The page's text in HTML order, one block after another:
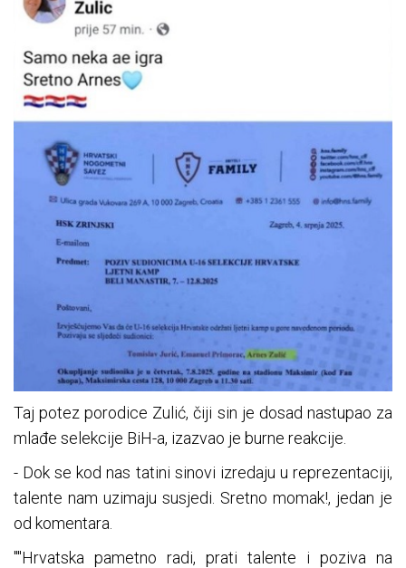
Taj potez porodice Zulić, čiji sin je dosad nastupao za
mlađe selekcije BiH-a, izazvao je burne reakcije.
- Dok se kod nas tatini sinovi izredaju u reprezentaciji,
talente nam uzimaju susjedi. Sretno momak!, jedan je
od komentara.
""Hrvatska pametno radi, prati talente i poziva na